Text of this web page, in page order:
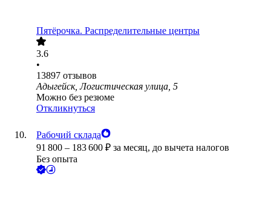
Пятёрочка. Распределительные центры
3.6
•
13897 отзывов
Адыгейск, Логистическая улица, 5
Можно без резюме
Откликнуться
Рабочий склада
91 800 – 183 600 ₽ за месяц, до вычета налогов
Без опыта